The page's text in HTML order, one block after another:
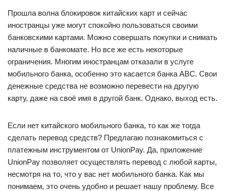
Прошла волна блокировок китайских карт и сейчас
иностранцы уже могут спокойно пользоваться своими
банковскими картами. Можно совершать покупки и снимать
наличные в банкомате. Но все же есть некоторые
ограничения. Многим иностранцам отказали в услуге
мобильного банка, особенно это касается банка АВС. Свои
денежные средства не возможно перевести на другую
карту, даже на своё имя в другой банк. Однако, выход есть.
Если нет китайского мобильного банка, то как же тогда
сделать перевод средств? Предлагаю познакомиться с
платежным инструментом от UnionPay. Да, приложение
UnionPay позволяет осуществлять перевод с любой карты,
несмотря на то, что у вас нет мобильного банка. Как мы
понимаем, это очень удобно и решает нашу проблему. Все